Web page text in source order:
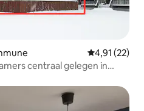
Gemiddelde
4,91 (22)
centraal gelegen in